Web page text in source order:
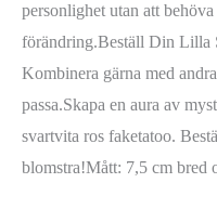
personlighet utan att
förändring.Beställ Din Lilla
Kombinera gärna med andra
passa.Skapa en aura av
svartvita ros faketatoo.
blomstra!Mått: 7,5 cm bred